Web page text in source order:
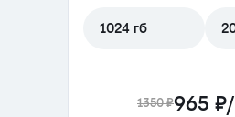
1024 гб
1350 ₽965